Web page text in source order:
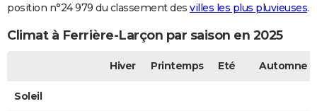
position n°24 979 du classement des villes les plus pluvieuses.
Climat à Ferrière-Larçon par saison en 2025
Hiver Printemps Eté Automne
Soleil